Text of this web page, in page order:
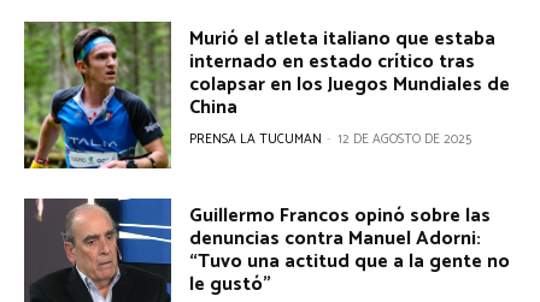
Murió el atleta italiano que estaba
internado en estado crítico tras
colapsar en los Juegos Mundiales de
China
PRENSA LA TUCUMAN - 12 DE AGOSTO DE 2025
Guillermo Francos opinó sobre las
denuncias contra Manuel Adorni:
“Tuvo una actitud que a la gente no
le gustó”